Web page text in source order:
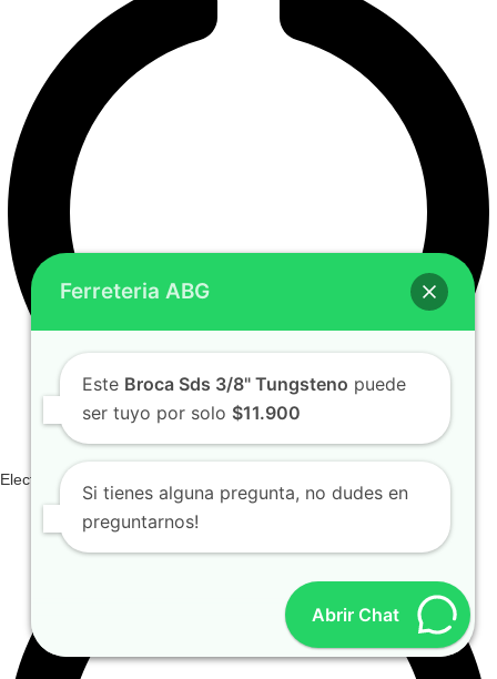
Electricos E Iluminacion
Ferreteria ABG
Este Broca Sds 3/8" Tungsteno puede
ser tuyo por solo $11.900
Si tienes alguna pregunta, no dudes en
preguntarnos!
Abrir Chat